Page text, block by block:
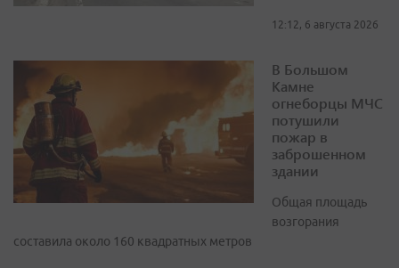
12:12, 6 августа 2026
В Большом
Камне
огнеборцы МЧС
потушили
пожар в
заброшенном
здании
Общая площадь
возгорания
составила около 160 квадратных метров